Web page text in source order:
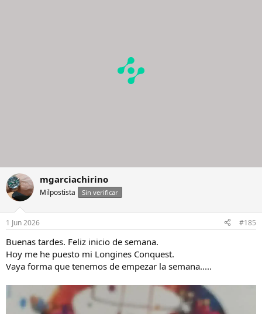
mgarciachirino
Milpostista Sin verificar
1 Jun 2026 #185
Buenas tardes. Feliz inicio de semana.
Hoy me he puesto mi Longines Conquest.
Vaya forma que tenemos de empezar la semana.....